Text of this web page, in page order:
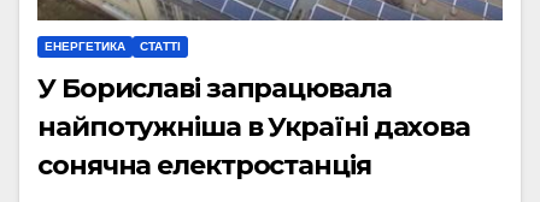
ЕНЕРГЕТИКА СТАТТІ
У Бориславі запрацювала
найпотужніша в Україні дахова
сонячна електростанція